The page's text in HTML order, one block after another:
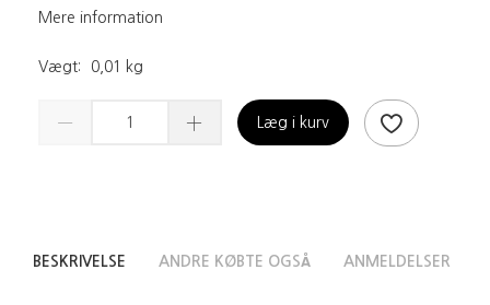
Mere information
Vægt: 0,01 kg
Læg i kurv
BESKRIVELSE ANDRE KØBTE OGSÅ ANMELDELSER